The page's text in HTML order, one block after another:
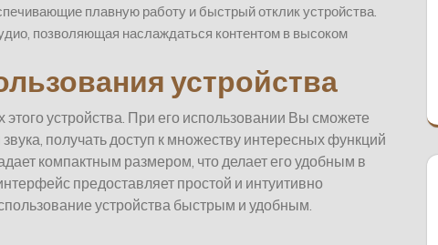
плавную работу и быстрый отклик устройства.
позволяющая наслаждаться контентом в высоком
устройства
устройства. При его использовании Вы сможете
получать доступ к множеству интересных функций
компактным размером, что делает его удобным в
предоставляет простой и интуитивно
устройства быстрым и удобным.